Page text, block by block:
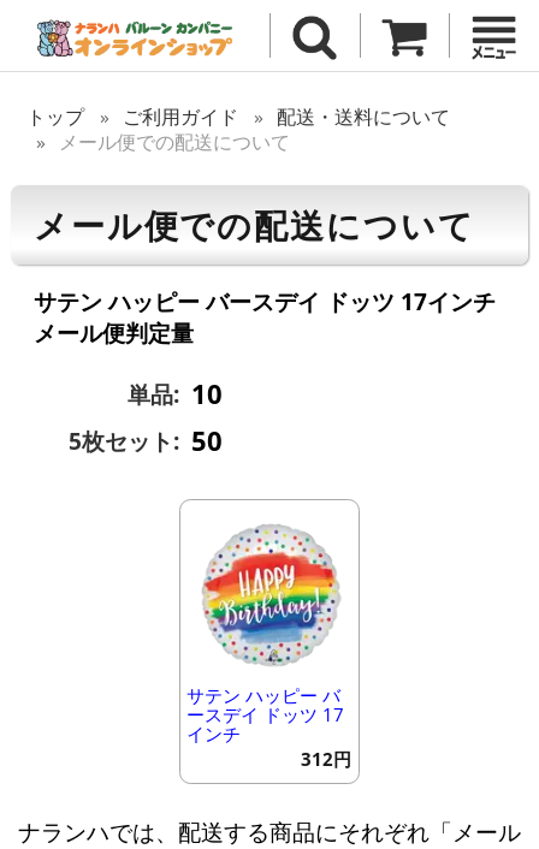
トップ ご利用ガイド
配送・送料について
メール便での配送について
メール便での配送について
サテン ハッピー バースデイ ドッツ 17インチ
メール便判定量
単品: 10
5枚セット: 50
サテン ハッピー バ
ースデイ ドッツ 17
インチ
312円
ナランハでは、配送する商品にそれぞれ「メール